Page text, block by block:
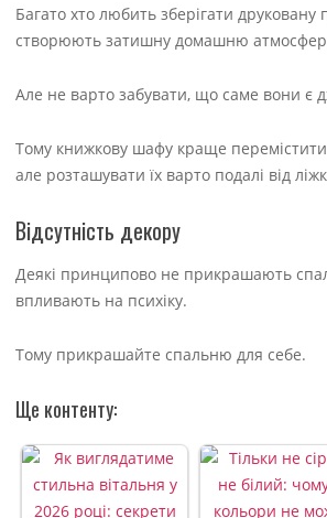
Багато хто любить зберігати
створюють затишну домашню
Але не варто забувати, що саме вони є
Тому книжкову шафу краще
але розташувати їх варто подалі від
Відсутність декору
Деякі принципово не прикрашають
впливають на психіку.
Тому прикрашайте спальню для себе.
Ще контенту: